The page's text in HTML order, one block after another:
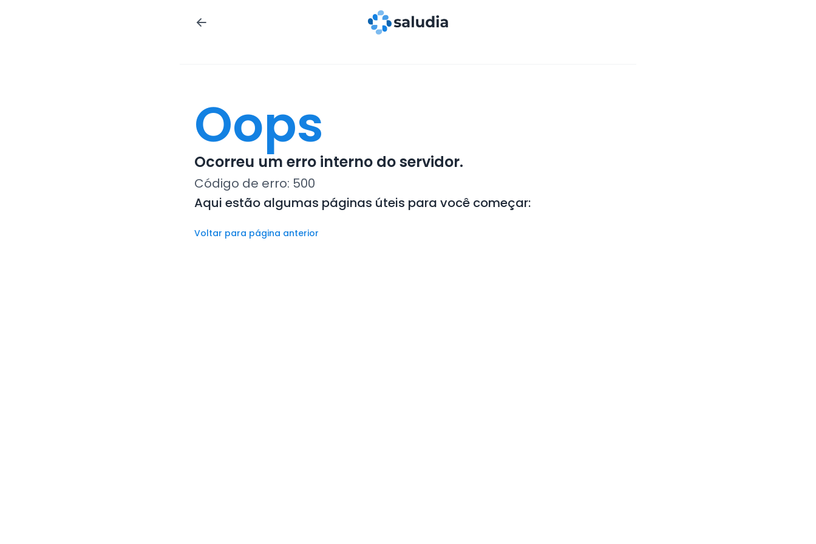
Oops
Ocorreu um erro interno do servidor.
Código de erro: 500
Aqui estão algumas páginas úteis para você começar:
Voltar para página anterior